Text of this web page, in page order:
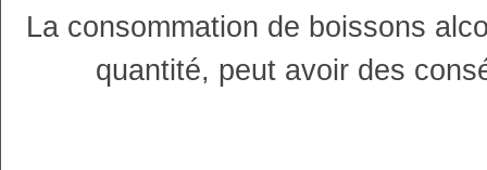
La consommation de boissons
quantité, peut avoir des